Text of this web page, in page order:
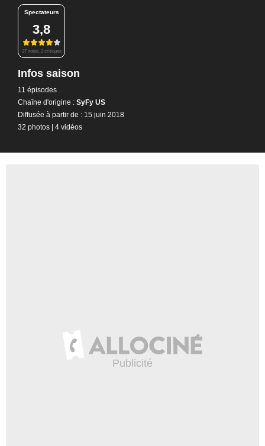
Spectateurs
3,8
37 notes, 2 critiques
Infos saison
11 épisodes
Chaîne d'origine : SyFy US
Diffusée à partir de : 15 juin 2018
32 photos | 4 vidéos